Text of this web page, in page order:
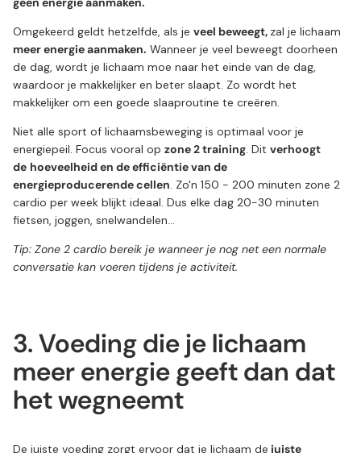
Omgekeerd geldt hetzelfde, als je veel beweegt, zal je lichaam
meer energie aanmaken. Wanneer je veel beweegt doorheen
de dag, wordt je lichaam moe naar het einde van de dag,
waardoor je makkelijker en beter slaapt. Zo wordt het
makkelijker om een goede slaaproutine te creëren.
Niet alle sport of lichaamsbeweging is optimaal voor je
energiepeil. Focus vooral op zone 2 training. Dit verhoogt
de hoeveelheid en de efficiëntie van de
energieproducerende cellen. Zo'n 150 - 200 minuten zone 2
cardio per week blijkt ideaal. Dus elke dag 20-30 minuten
fietsen, joggen, snelwandelen...
Tip: Zone 2 cardio bereik je wanneer je nog net een normale
conversatie kan voeren tijdens je activiteit.
3. Voeding die je lichaam
meer energie geeft dan dat
het wegneemt
De juiste voeding zorgt ervoor dat je lichaam de juiste